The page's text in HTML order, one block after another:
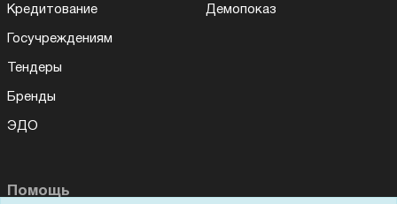
Кредитование
Госучреждениям
Тендеры
Бренды
ЭДО
Демопоказ
Помощь